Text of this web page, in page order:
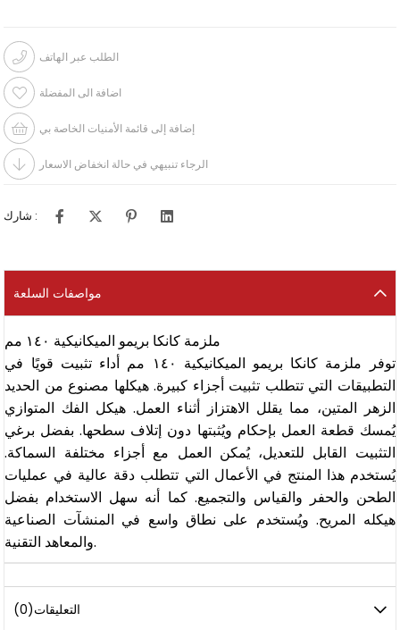
الطلب عبر الهاتف
اضافة الى المفضلة
إضافة إلى قائمة الأمنيات الخاصة بي
الرجاء تنبيهي في حالة انخفاض الاسعار
شارك :
مواصفات السلعة
ملزمة كانكا بريمو الميكانيكية ١٤٠ مم
توفر ملزمة كانكا بريمو الميكانيكية ١٤٠ مم أداء تثبيت قويًا في
التطبيقات التي تتطلب تثبيت أجزاء كبيرة. هيكلها مصنوع من الحديد
الزهر المتين، مما يقلل الاهتزاز أثناء العمل. هيكل الفك المتوازي
يُمسك قطعة العمل بإحكام ويُثبتها دون إتلاف سطحها. بفضل برغي
التثبيت القابل للتعديل، يُمكن العمل مع أجزاء مختلفة السماكة.
يُستخدم هذا المنتج في الأعمال التي تتطلب دقة عالية في عمليات
الطحن والحفر والقياس والتجميع. كما أنه سهل الاستخدام بفضل
هيكله المريح. ويُستخدم على نطاق واسع في المنشآت الصناعية
والمعاهد التقنية.
التعليقات(0)